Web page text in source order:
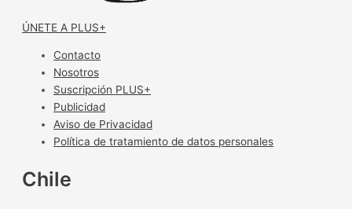
ÚNETE A PLUS+
Contacto
Nosotros
Suscripción PLUS+
Publicidad
Aviso de Privacidad
Política de tratamiento de datos personales
Chile